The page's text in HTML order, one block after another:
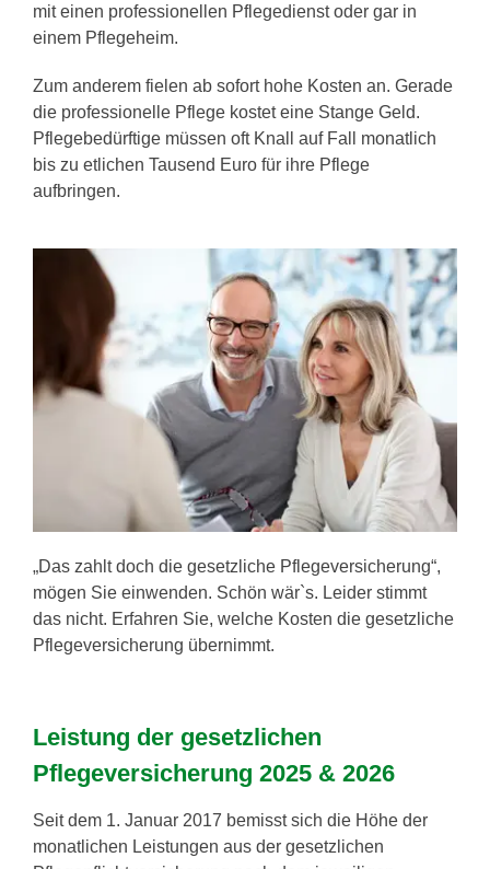
mit einen professionellen Pflegedienst oder gar in
einem Pflegeheim.
Zum anderem fielen ab sofort hohe Kosten an. Gerade
die professionelle Pflege kostet eine Stange Geld.
Pflegebedürftige müssen oft Knall auf Fall monatlich
bis zu etlichen Tausend Euro für ihre Pflege
aufbringen.
„Das zahlt doch die gesetzliche Pflegeversicherung“,
mögen Sie einwenden. Schön wär`s. Leider stimmt
das nicht. Erfahren Sie, welche Kosten die gesetzliche
Pflegeversicherung übernimmt.
Leistung der gesetzlichen
Pflegeversicherung 2025 & 2026
Seit dem 1. Januar 2017 bemisst sich die Höhe der
monatlichen Leistungen aus der gesetzlichen